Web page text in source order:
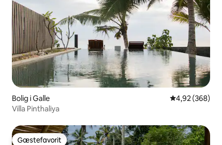
Bolig i Galle 4,92 ud af 5 i
4,92 (368)
Villa Pinthaliya
Gæstefavorit